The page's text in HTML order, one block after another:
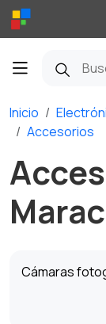
Inicio
Accesorios
Cámaras